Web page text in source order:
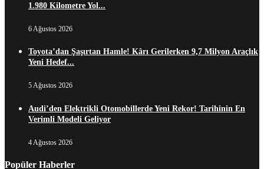
1.980 Kilometre Yol...
6 Ağustos 2026
Toyota’dan Şaşırtan Hamle! Kârı Gerilerken 9,7 Milyon Araçlık
Yeni Hedef...
5 Ağustos 2026
Audi’den Elektrikli Otomobillerde Yeni Rekor! Tarihinin En
Verimli Modeli Geliyor
4 Ağustos 2026
Popüler Haberler